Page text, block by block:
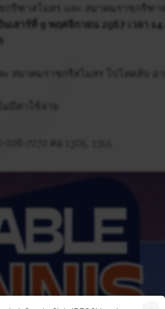
รีฑาสโมสร และ สมาคมราชกรีฑาส
นเสาร์ที่ 9 พฤศจิกายน 2567 เวลา
สมาคมราชกรีสโมสร โปโลคลับ อา
มีค่าใช้จ่าย
7272 ต่อ 1305, 1315